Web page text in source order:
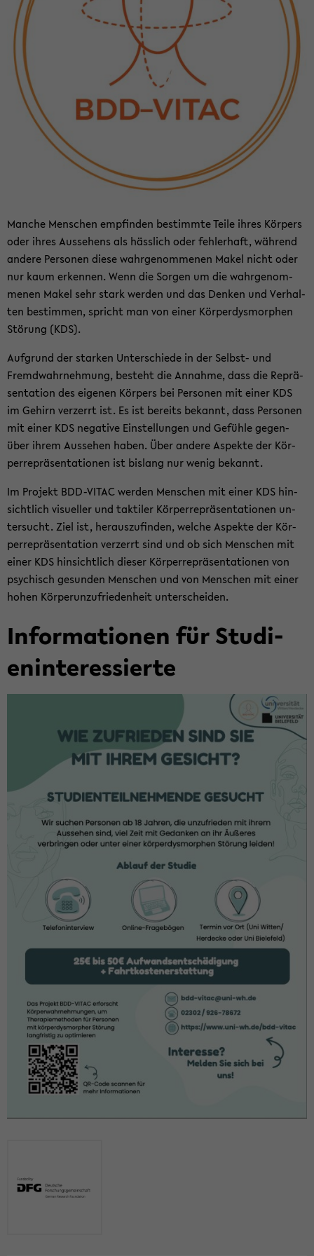
Man­che Men­schen emp­fin­den be­stimm­te Teile ihres Kör­pers
oder ihres Aus­se­hens als häss­lich oder feh­ler­haft, wäh­rend
an­de­re Per­so­nen diese wahr­ge­nom­me­nen Makel nicht oder
nur kaum er­ken­nen. Wenn die Sor­gen um die wahr­ge­nom­
me­nen Makel sehr stark wer­den und das Den­ken und Ver­hal­
ten be­stim­men, spricht man von einer Kör­per­dys­mor­phen
Stö­rung (KDS).
Auf­grund der star­ken Un­ter­schie­de in der Selbst-​ und
Fremd­wahr­neh­mung, be­steht die An­nah­me, dass die Re­prä­
sen­ta­ti­on des ei­ge­nen Kör­pers bei Per­so­nen mit einer KDS
im Ge­hirn ver­zerrt ist. Es ist be­reits be­kannt, dass Per­so­nen
mit einer KDS ne­ga­ti­ve Ein­stel­lun­gen und Ge­füh­le ge­gen­
über ihrem Aus­se­hen haben. Über an­de­re Aspek­te der Kör­
per­re­prä­sen­ta­tio­nen ist bis­lang nur wenig be­kannt.
Im Pro­jekt BDD-​VITAC wer­den Men­schen mit einer KDS hin­
sicht­lich vi­su­el­ler und tak­ti­ler Kör­per­re­prä­sen­ta­tio­nen un­
ter­sucht. Ziel ist, her­aus­zu­fin­den, wel­che Aspek­te der Kör­
per­re­prä­sen­ta­ti­on ver­zerrt sind und ob sich Men­schen mit
einer KDS hin­sicht­lich die­ser Kör­per­re­prä­sen­ta­tio­nen von
psy­chisch ge­sun­den Men­schen und von Men­schen mit einer
hohen Kör­pe­run­zu­frie­den­heit un­ter­schei­den.
In­for­ma­tio­nen für Stu­di­
en­in­ter­es­sier­te